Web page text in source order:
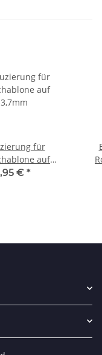
für
auf
€ *